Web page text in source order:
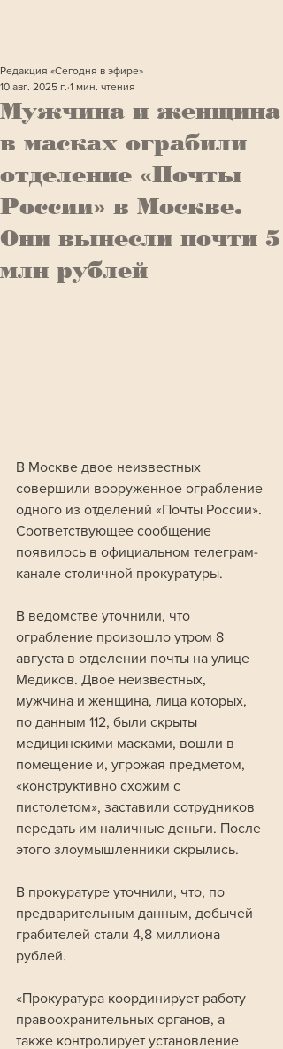
Мужчина и женщина
в масках ограбили
отделение «Почты
России» в Москве.
Они вынесли почти 5
млн рублей
Редакция «Сегодня в эфире»
10 авг. 2025 г. 1 мин. чтения
В Москве двое неизвестных
совершили вооруженное ограбление
одного из отделений «Почты России».
Соответствующее сообщение
появилось в официальном телеграм-
канале столичной прокуратуры.
В ведомстве уточнили, что
ограбление произошло утром 8
августа в отделении почты на улице
Медиков. Двое неизвестных,
мужчина и женщина, лица которых,
по данным 112, были скрыты
медицинскими масками, вошли в
помещение и, угрожая предметом,
«конструктивно схожим с
пистолетом», заставили сотрудников
передать им наличные деньги. После
этого злоумышленники скрылись.
В прокуратуре уточнили, что, по
предварительным данным, добычей
грабителей стали 4,8 миллиона
рублей.
«Прокуратура координирует работу
правоохранительных органов, а
также контролирует установление